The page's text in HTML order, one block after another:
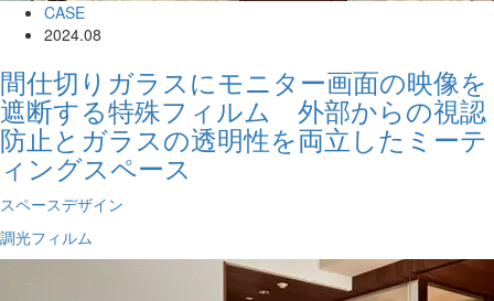
CASE
2024.08
間仕切りガラスにモニター画面の映像を
遮断する特殊フィルム 外部からの視認
防止とガラスの透明性を両立したミーテ
ィングスペース
スペースデザイン
調光フィルム